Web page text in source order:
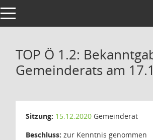
Toggle navigation
TOP Ö 1.2:
Gemeinderats am
Sitzung: 15.12.2020 Gemeinderat
Beschluss: zur Kenntnis genommen